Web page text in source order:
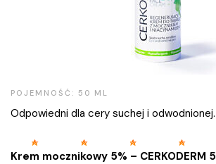
Krem mocznikowy 5% – CERKODERM 5
POJEMNOŚĆ: 50 ML
Odpowiedni dla cery suchej i odwodnionej.